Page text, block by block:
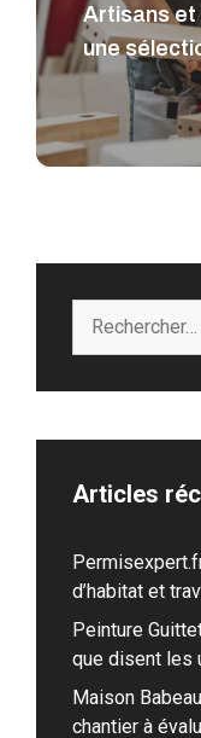
Artisans et
une
Articles
d’habitat et
Peinture
que disent les
Maison
chantier à